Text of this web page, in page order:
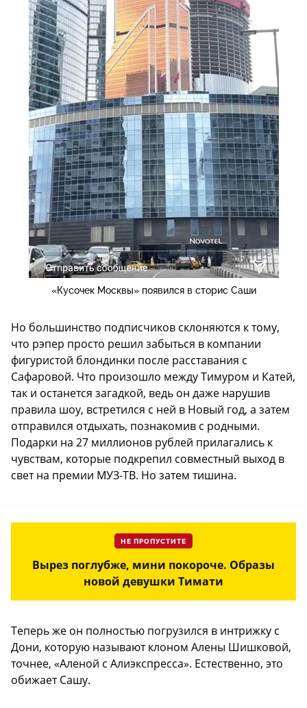
«Кусочек Москвы» появился в сторис Саши
Но большинство подписчиков склоняются к тому,
что рэпер просто решил забыться в компании
фигуристой блондинки после расставания с
Сафаровой. Что произошло между Тимуром и Катей,
так и останется загадкой, ведь он даже нарушив
правила шоу, встретился с ней в Новый год, а затем
отправился отдыхать, познакомив с родными.
Подарки на 27 миллионов рублей прилагались к
чувствам, которые подкрепил совместный выход в
свет на премии МУЗ-ТВ. Но затем тишина.
НЕ ПРОПУСТИТЕ
Вырез поглубже, мини покороче. Образы
новой девушки Тимати
Теперь же он полностью погрузился в интрижку с
Дони, которую называют клоном Алены Шишковой,
точнее, «Аленой с Алиэкспресса». Естественно, это
обижает Сашу.